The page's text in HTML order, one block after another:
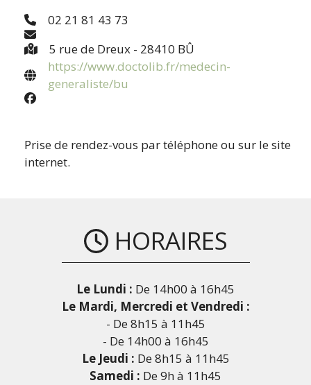
02 21 81 43 73
5 rue de Dreux - 28410 BÛ
https://www.doctolib.fr/medecin-
generaliste/bu
Prise de rendez-vous par téléphone ou sur le site
internet.
HORAIRES
Le Lundi : De 14h00 à 16h45
Le Mardi, Mercredi et Vendredi :
- De 8h15 à 11h45
- De 14h00 à 16h45
Le Jeudi : De 8h15 à 11h45
Samedi : De 9h à 11h45